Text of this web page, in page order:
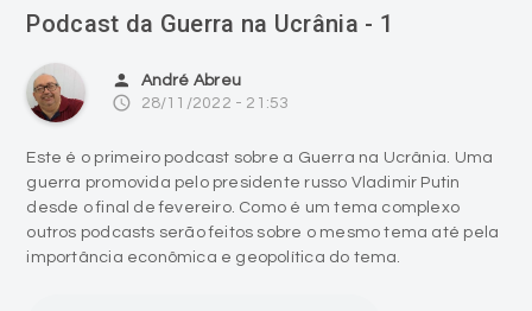
Podcast da Guerra na Ucrânia - 1
person André Abreu
access_time 28/11/2022 - 21:53
Este é o primeiro podcast sobre a Guerra na Ucrânia. Uma
guerra promovida pelo presidente russo Vladimir Putin
desde o final de fevereiro. Como é um tema complexo
outros podcasts serão feitos sobre o mesmo tema até pela
importância econômica e geopolítica do tema.